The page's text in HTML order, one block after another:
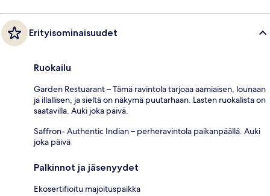
Erityisominaisuudet
Ruokailu
Garden Restuarant – Tämä ravintola tarjoaa aamiaisen, lounaan
ja illallisen, ja sieltä on näkymä puutarhaan. Lasten ruokalista on
saatavilla. Auki joka päivä.
Saffron- Authentic Indian – perheravintola paikanpäällä. Auki
joka päivä
Palkinnot ja jäsenyydet
Ekosertifioitu majoituspaikka